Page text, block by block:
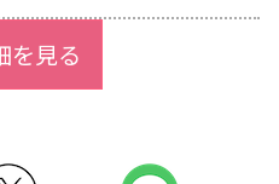
を見る